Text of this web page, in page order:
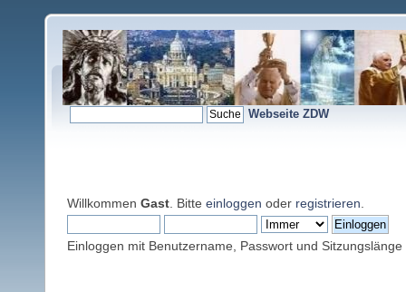
Webseite ZDW
Willkommen Gast . Bitte einloggen oder registrieren
Einloggen mit Benutzername, Passwort und Sitzungslänge